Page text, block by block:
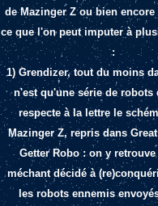
de Mazinger Z ou bien encore
ce que l'on peut imputer à
:
1) Grendizer, tout du moins
n'est qu'une série de robots
respecte à la lettre le
Mazinger Z, repris dans
Getter Robo : on y
méchant décidé à
les robots ennemis